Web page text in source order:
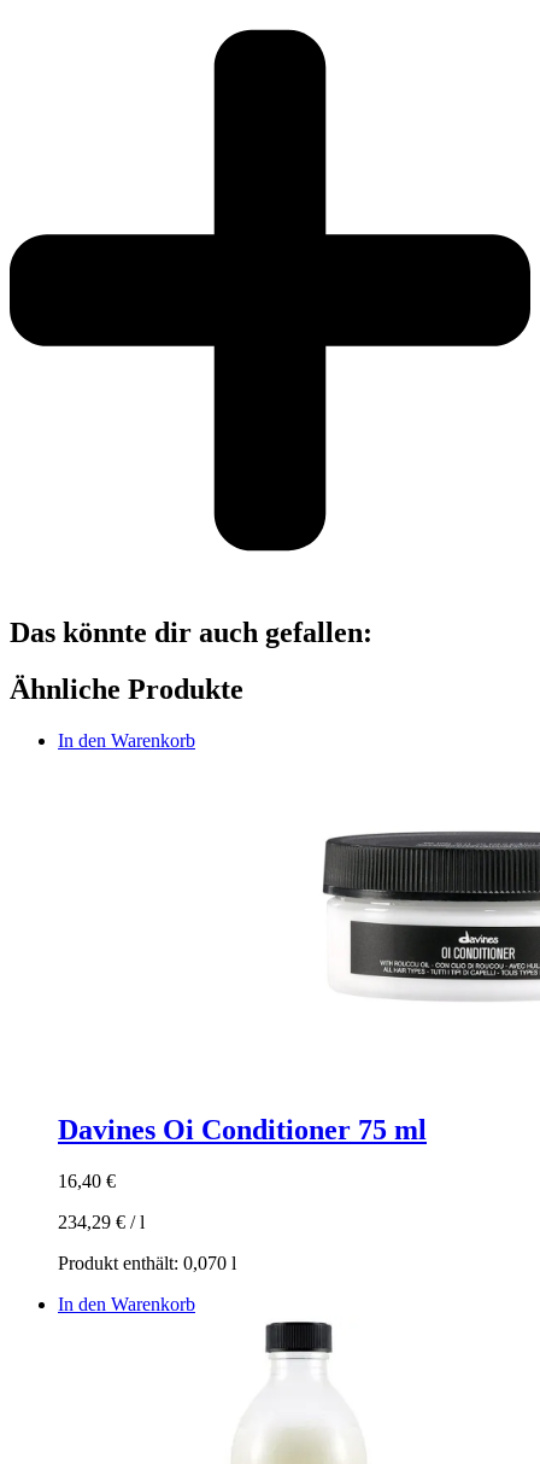
Das könnte dir auch gefallen:
Ähnliche Produkte
In den Warenkorb
Davines Oi Conditioner 75 ml
16,40 €
234,29 € /l
Produkt enthält: 0,070 l
In den Warenkorb